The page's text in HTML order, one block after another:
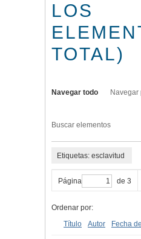
LOS
TOTAL)
Navegar todo Navegar
Buscar elementos
Etiquetas: esclavitud
Página de 3
Ordenar por:
Título
Autor Fecha